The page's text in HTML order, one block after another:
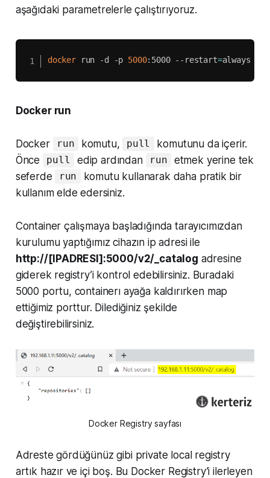
aşağıdaki parametrelerle çalıştırıyoruz.
docker run -d -p 5000:5000 --restart=always --
Docker run
Docker run komutu, pull
komutunu da içerir.
Önce
pull edip ardından run
etmek yerine tek
seferde
run
komutu kullanarak daha pratik bir
kullanım elde edersiniz.
Container çalışmaya başladığında tarayıcımızdan
kurulumu yaptığımız cihazın ip adresi ile
http://[IPADRESI]:5000/v2/_catalog adresine
giderek registry’i kontrol edebilirsiniz. Buradaki
5000 portu, containerı ayağa kaldırırken map
ettiğimiz porttur. Dilediğiniz şekilde
değiştirebilirsiniz.
Docker Registry sayfası
Adreste gördüğünüz gibi private local registry
artık hazır ve içi boş. Bu Docker Registry’i ilerleyen